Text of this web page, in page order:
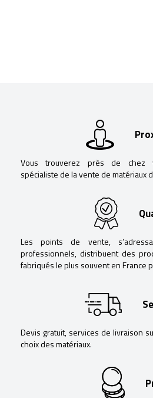
Vous trouverez près de chez
spécialiste de la vente de matériaux
Les points de vente,
professionnels, distribuent des
fabriqués le plus souvent en France
Devis gratuit, services de livraison
choix des matériaux.